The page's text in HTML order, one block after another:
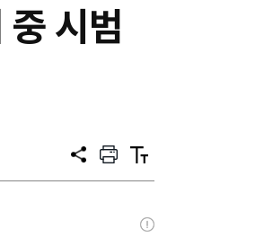
시범
공
프
트
텍
트